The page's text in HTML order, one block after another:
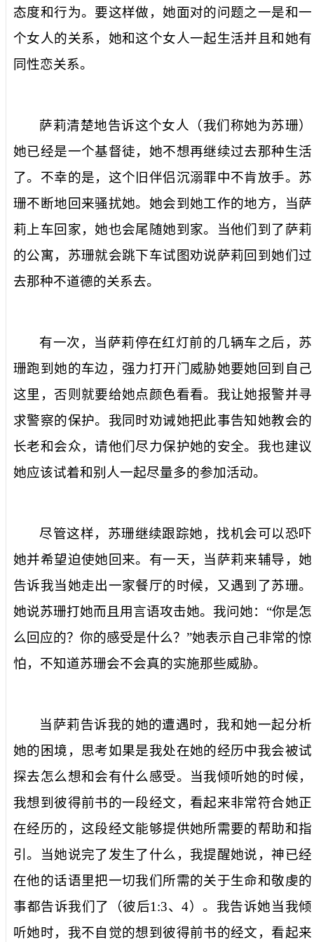
态度和行为。要这样做，她面对的问题之一是和一
个女人的关系，她和这个女人一起生活并且和她有
同性恋关系。
萨莉清楚地告诉这个女人（我们称她为苏珊）
她已经是一个基督徒，她不想再继续过去那种生活
了。不幸的是，这个旧伴侣沉溺罪中不肯放手。苏
珊不断地回来骚扰她。她会到她工作的地方，当萨
莉上车回家，她也会尾随她到家。当他们到了萨莉
的公寓，苏珊就会跳下车试图劝说萨莉回到她们过
去那种不道德的关系去。
有一次，当萨莉停在红灯前的几辆车之后，苏
珊跑到她的车边，强力打开门威胁她要她回到自己
这里，否则就要给她点颜色看看。我让她报警并寻
求警察的保护。我同时劝诫她把此事告知她教会的
长老和会众，请他们尽力保护她的安全。我也建议
她应该试着和别人一起尽量多的参加活动。
尽管这样，苏珊继续跟踪她，找机会可以恐吓
她并希望迫使她回来。有一天，当萨莉来辅导，她
告诉我当她走出一家餐厅的时候，又遇到了苏珊。
她说苏珊打她而且用言语攻击她。我问她：“你是怎
么回应的？你的感受是什么？”她表示自己非常的惊
怕，不知道苏珊会不会真的实施那些威胁。
当萨莉告诉我的她的遭遇时，我和她一起分析
她的困境，思考如果是我处在她的经历中我会被试
探去怎么想和会有什么感受。当我倾听她的时候，
我想到彼得前书的一段经文，看起来非常符合她正
在经历的，这段经文能够提供她所需要的帮助和指
引。当她说完了发生了什么，我提醒她说，神已经
在他的话语里把一切我们所需的关于生命和敬虔的
事都告诉我们了（彼后1:3、4）。我告诉她当我倾
听她时，我不自觉的想到彼得前书的经文，看起来